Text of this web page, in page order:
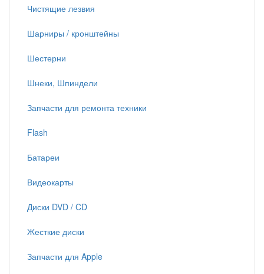
Чистящие лезвия
Шарниры / кронштейны
Шестерни
Шнеки, Шпиндели
Запчасти для ремонта техники
Flash
Батареи
Видеокарты
Диски DVD / CD
Жесткие диски
Запчасти для Apple